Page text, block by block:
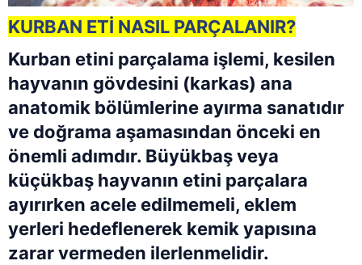
KURBAN ETİ NASIL PARÇALANIR?
Kurban etini parçalama işlemi, kesilen
hayvanın gövdesini (karkas) ana
anatomik bölümlerine ayırma sanatıdır
ve doğrama aşamasından önceki en
önemli adımdır. Büyükbaş veya
küçükbaş hayvanın etini parçalara
ayırırken acele edilmemeli, eklem
yerleri hedeflenerek kemik yapısına
zarar vermeden ilerlenmelidir.